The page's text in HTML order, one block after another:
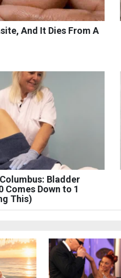
And It Dies From A
Bladder
Comes Down to 1
This)